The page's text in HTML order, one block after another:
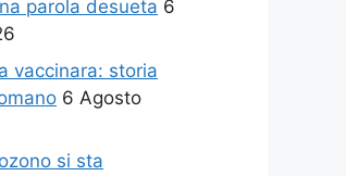
parola desueta 6
vaccinara: storia
6 Agosto
si sta